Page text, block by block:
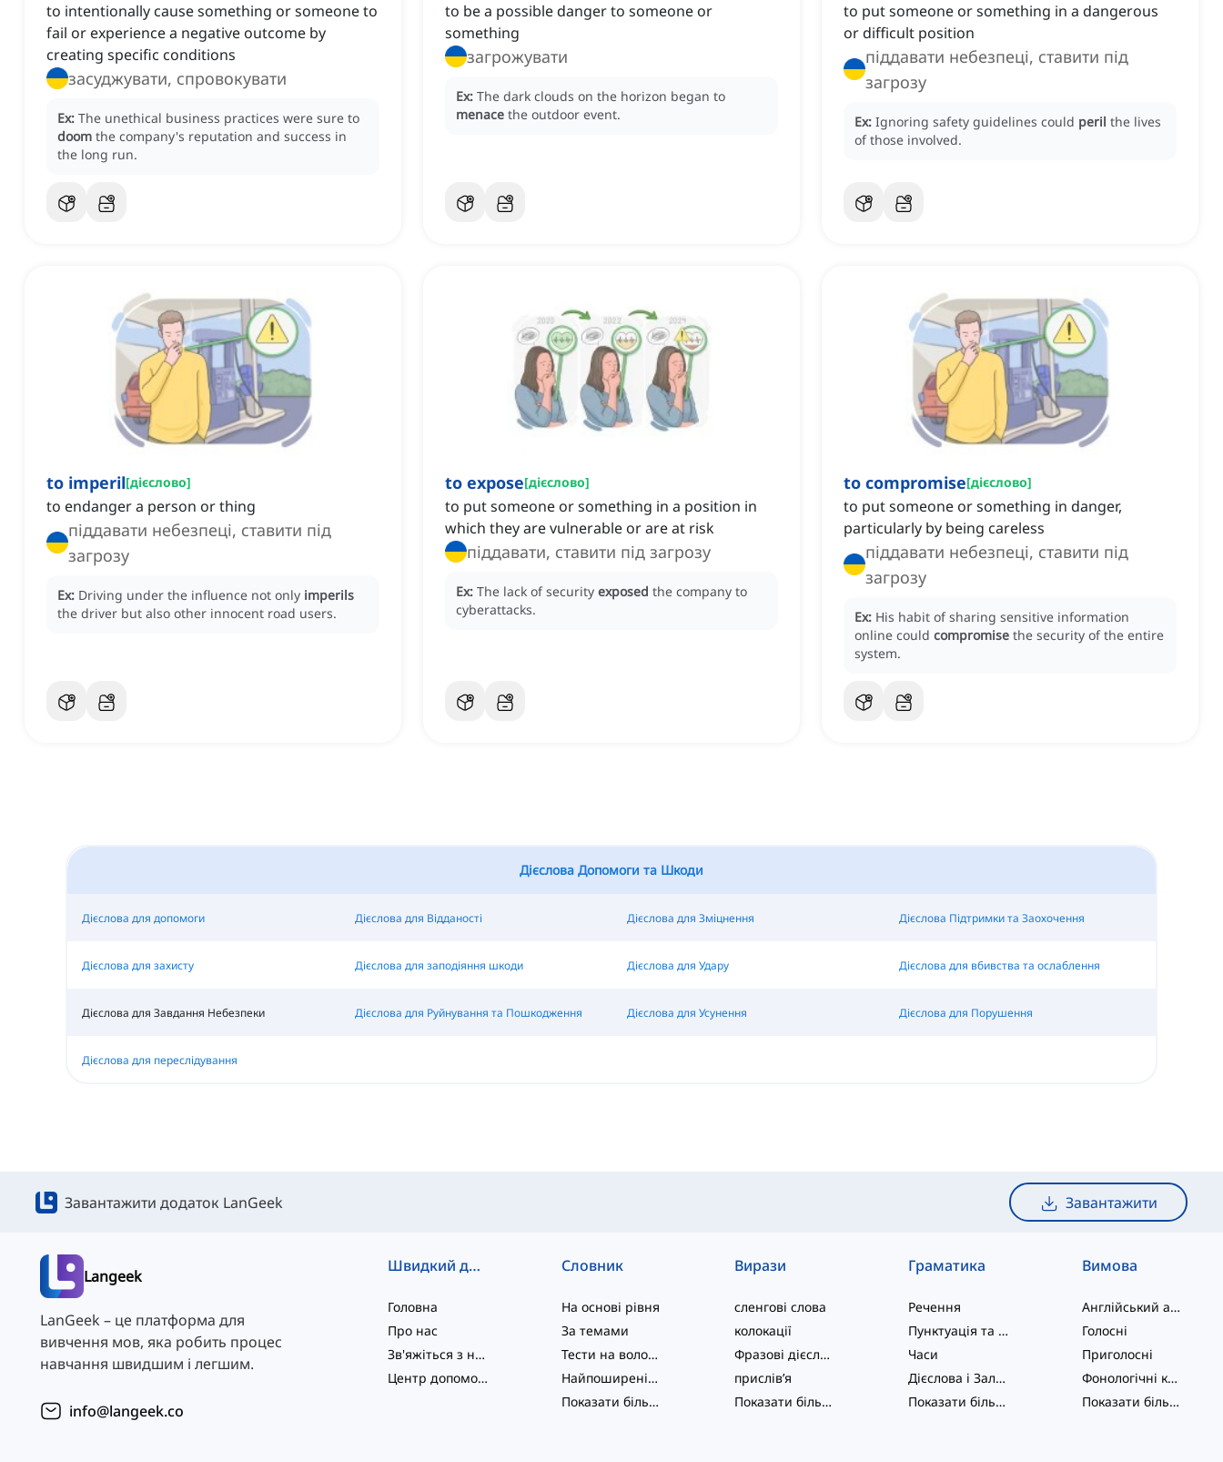
to intentionally cause something or someone to
fail or experience a negative outcome by
creating specific conditions
засуджувати, спровокувати
Ex: The unethical business practices were sure to
doom the company's reputation and success in
the long run.
to be a possible danger to someone or
something
загрожувати
Ex: The dark clouds on the horizon began to
menace the outdoor event.
to put someone or something in a dangerous
or difficult position
піддавати небезпеці, ставити під
загрозу
Ex: Ignoring safety guidelines could peril the lives
of those involved.
to imperil[дієслово]
to endanger a person or thing
піддавати небезпеці, ставити під
загрозу
Ex: Driving under the influence not only imperils
the driver but also other innocent road users.
to expose[дієслово]
to put someone or something in a position in
which they are vulnerable or are at risk
піддавати, ставити під загрозу
Ex: The lack of security exposed the company to
cyberattacks.
to compromise[дієслово]
to put someone or something in danger,
particularly by being careless
піддавати небезпеці, ставити під
загрозу
Ex: His habit of sharing sensitive information
online could compromise the security of the entire
system.
Дієслова Допомоги та Шкоди
Дієслова для допомоги Дієслова для Відданості Дієслова для Зміцнення Дієслова Підтримки та Заохочення
Дієслова для захисту Дієслова для заподіяння шкоди Дієслова для Удару Дієслова для вбивства та ослаблення
Дієслова для Завдання Небезпеки Дієслова для Руйнування та Пошкодження Дієслова для Усунення Дієслова для Порушення
Дієслова для переслідування
Завантажити додаток LanGeek Завантажити
Langeek
LanGeek – це платформа для
вивчення мов, яка робить процес
навчання швидшим і легшим.
info@langeek.co
Швидкий доступ
Головна
Про нас
Зв'яжіться з нами
Центр допомоги
Словник
На основі рівня
За темами
Тести на володіння мовою
Найпоширеніші
Показати більше
Вирази
сленгові слова
колокації
Фразові дієслова
прислів’я
Показати більше
Граматика
Речення
Пунктуація та Орфографія
Часи
Дієслова і Залоги
Показати більше
Вимова
Англійський алфавіт
Голосні
Приголосні
Фонологічні концепції
Показати більше